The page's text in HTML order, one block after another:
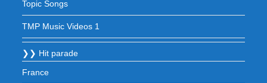
Topic Songs
TMP Music Videos 1
❯❯ Hit parade
France